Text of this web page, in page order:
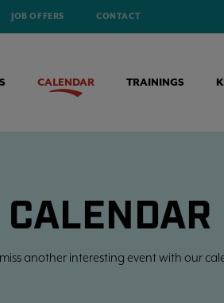
JOB OFFERS CONTACT
CALENDAR TRAININGS
CALENDAR
another interesting event with our